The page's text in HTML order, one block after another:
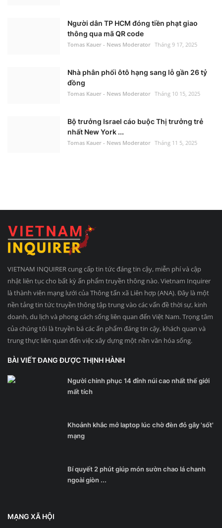
Người dân TP HCM đóng tiền phạt giao
thông qua mã QR code
Tomas Kauer - News Moderator Tháng 9 17, 2025
Nhà phân phối ôtô hạng sang lỗ gần 26 tỷ
đồng
Tomas Kauer - News Moderator Tháng 10 15, 2025
Bộ trưởng Israel cáo buộc Thị trưởng trẻ
nhất New York ...
Tomas Kauer - News Moderator Tháng 11 5, 2025
VIETNAM INQUIRER cung cấp tin tức đáng tin cậy, miễn phí và cập
nhật liên tục cho bất kỳ ấn phẩm truyền thông nào. Vietnam Inquirer
là thành viên mạng lưới của Thông tấn xã Liên hợp (ANA). Đây là một
nền tảng tin tức truyền thông tập trung vào các vấn đề thời sự, kinh
doanh, du lịch và phong cách sống liên quan đến Việt Nam. Trọng tâm
của chúng tôi là truyền bá các ấn phẩm đáng tin cậy, khách quan và
trung thực liên quan đến việc xây dựng một nền văn hóa sống.
BÀI VIẾT ĐANG ĐƯỢC THỊNH HÀNH
Người chinh phục 14 đỉnh núi cao nhất thế giới
mất tích
Khoảnh khắc mở laptop lúc chờ đèn đỏ gây 'sốt'
mạng
Bí quyết 2 phút giúp món sườn chao lá chanh
ngoài giòn ...
MẠNG XÃ HỘI